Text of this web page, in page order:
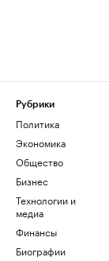
Рубрики
Политика
Экономика
Общество
Бизнес
Технологии и
медиа
Финансы
Биографии